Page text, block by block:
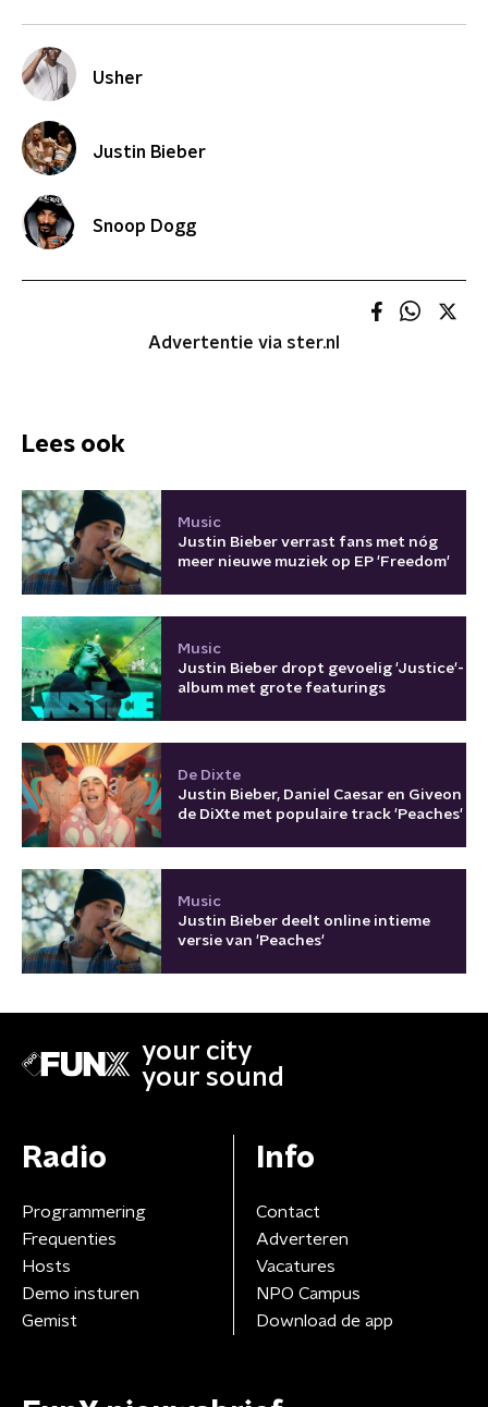
Usher
Justin Bieber
Snoop Dogg
Advertentie via ster.nl
Lees ook
Music
Justin Bieber verrast fans met nóg
meer nieuwe muziek op EP 'Freedom'
Music
Justin Bieber dropt gevoelig 'Justice'-
album met grote featurings
De Dixte
Justin Bieber, Daniel Caesar en Giveon
de DiXte met populaire track 'Peaches'
Music
Justin Bieber deelt online intieme
versie van 'Peaches'
your city
your sound
Radio
Programmering
Frequenties
Hosts
Demo insturen
Gemist
Info
Contact
Adverteren
Vacatures
NPO Campus
Download de app